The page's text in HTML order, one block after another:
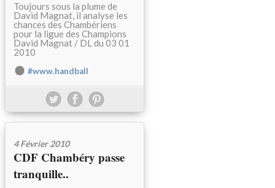
Toujours sous la plume de
David Magnat, il analyse les
chances des Chambériens
pour la ligue des Champions
David Magnat / DL du 03 01
2010
#www.handball
4 Février 2010
CDF Chambéry passe
tranquille..